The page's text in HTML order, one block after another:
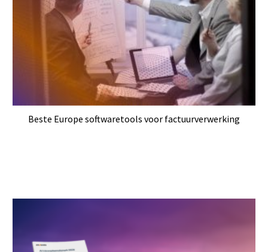
Beste Europe softwaretools voor factuurverwerking